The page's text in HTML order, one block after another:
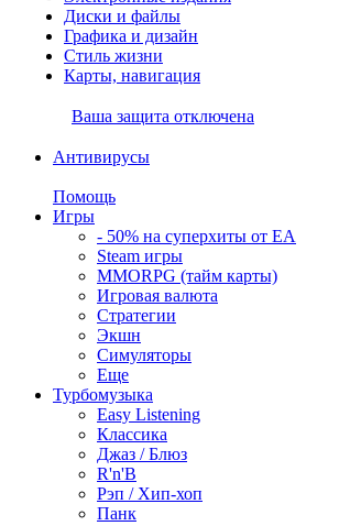
Диски и файлы
Графика и дизайн
Стиль жизни
Карты, навигация
Ваша защита отключена
Антивирусы
Помощь
Игры
- 50% на суперхиты от EA
Steam игры
MMORPG (тайм карты)
Игровая валюта
Стратегии
Экшн
Симуляторы
Еще
Турбомузыка
Easy Listening
Классика
Джаз / Блюз
R'n'B
Рэп / Хип-хоп
Панк